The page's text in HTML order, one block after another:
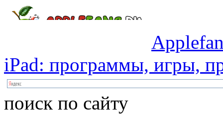
iPad: программы, игры,
поиск по сайту